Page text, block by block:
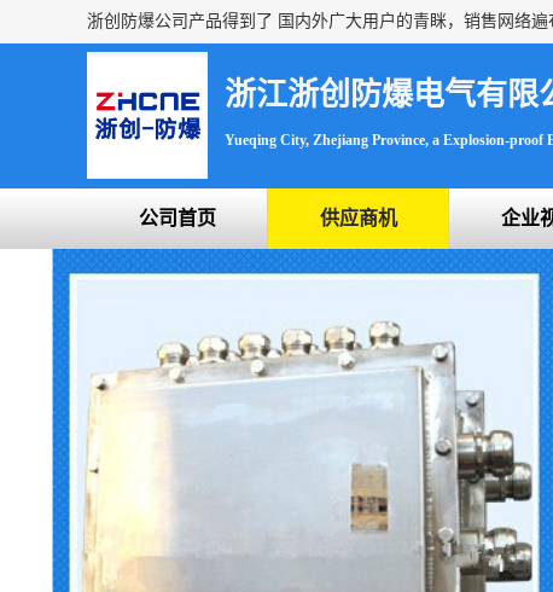
浙江浙创防爆电气有限
Yueqing City, Zhejiang Province, a Explosion-proof
公司首页 供应商机 企业